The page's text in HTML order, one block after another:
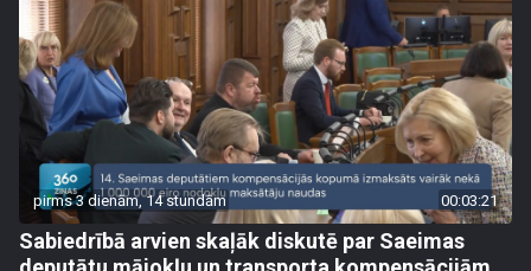
pirms 3 dienām, 14 stundām 00:03:21
Sabiedrībā arvien skaļāk diskutē par Saeimas